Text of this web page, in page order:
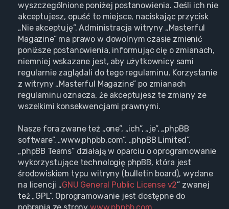
wyszczególnione poniżej postanowienia. Jeśli ich nie
akceptujesz, opuść to miejsce, naciskając przycisk
„Nie akceptuję”. Administracja witryny „Masterful
Magazine” ma prawo w dowolnym czasie zmienić
poniższe postanowienia, informując cię o zmianach,
niemniej wskazane jest, aby użytkownicy sami
regularnie zaglądali do tego regulaminu. Korzystanie
z witryny „Masterful Magazine” po zmianach
regulaminu oznacza, że akceptujesz te zmiany ze
wszelkimi konsekwencjami prawnymi.
Nasze fora zwane też „one”, „ich”, „je”, „phpBB
software”, „www.phpbb.com”, „phpBB Limited”,
„phpBB Teams” działają w oparciu o oprogramowanie
wykorzystujące technologię phpBB, która jest
środowiskiem typu witryny (bulletin board), wydane
na licencji „GNU General Public License v2” zwanej
też „GPL”. Oprogramowanie jest dostępne do